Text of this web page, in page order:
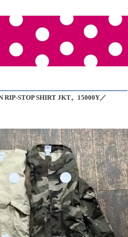
RIP-STOP SHIRT JKT。15000Y／